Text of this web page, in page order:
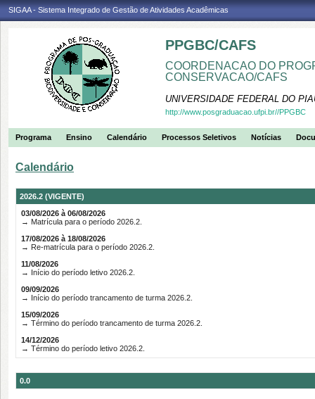
SIGAA - Sistema Integrado de Gestão de Atividades Acadêmicas
PPGBC/CAFS
COORDENACAO DO
CONSERVACAO/CAFS
UNIVERSIDADE FEDERAL DO
http://www.posgraduacao.ufpi.br//PPGBC
Programa Ensino Calendário Processos Seletivos Notícias
Calendário
2026.2 (VIGENTE)
03/08/2026 à 06/08/2026
→ Matrícula para o período 2026.2.
17/08/2026 à 18/08/2026
→ Re-matrícula para o período 2026.2.
11/08/2026
→ Início do período letivo 2026.2.
09/09/2026
→ Início do período trancamento de turma 2026.2.
15/09/2026
→ Término do período trancamento de turma 2026.2.
14/12/2026
→ Término do período letivo 2026.2.
0.0